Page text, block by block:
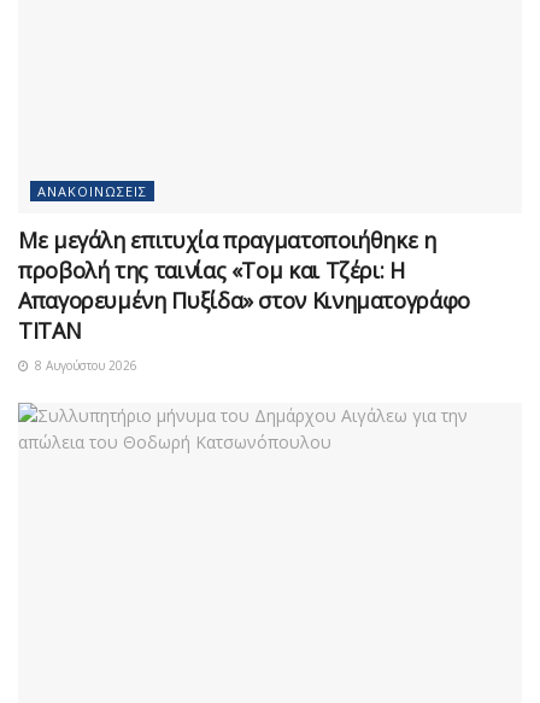
ΑΝΑΚΟΙΝΏΣΕΙΣ
Με μεγάλη επιτυχία πραγματοποιήθηκε η
προβολή της ταινίας «Τομ και Τζέρι: Η
Απαγορευμένη Πυξίδα» στον Κινηματογράφο
ΤΙΤΑΝ
8 Αυγούστου 2026